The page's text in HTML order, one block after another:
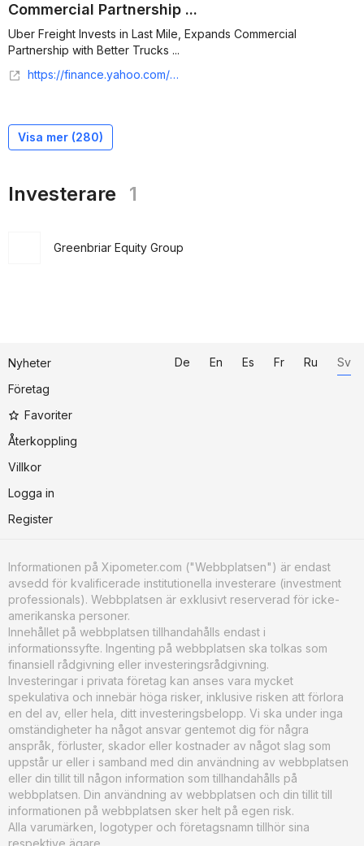
Commercial Partnership ...
Uber Freight Invests in Last Mile, Expands Commercial
Partnership with Better Trucks ...
https://finance.yahoo.com/news/uber-freight-invests-last-mile-120000998.html
Visa mer (280)
Investerare 1
Greenbriar Equity Group
Nyheter
Företag
Favoriter
Återkoppling
Villkor
Logga in
Register
De En Es Fr Ru Sv
Informationen på Xipometer.com ("Webbplatsen") är endast
avsedd för kvalificerade institutionella investerare (investment
professionals). Webbplatsen är exklusivt reserverad för icke-
amerikanska personer.
Innehållet på webbplatsen tillhandahålls endast i
informationssyfte. Ingenting på webbplatsen ska tolkas som
finansiell rådgivning eller investeringsrådgivning.
Investeringar i privata företag kan anses vara mycket
spekulativa och innebär höga risker, inklusive risken att förlora
en del av, eller hela, ditt investeringsbelopp. Vi ska under inga
omständigheter ha något ansvar gentemot dig för några
anspråk, förluster, skador eller kostnader av något slag som
uppstår ur eller i samband med din användning av webbplatsen
eller din tillit till någon information som tillhandahålls på
webbplatsen. Din användning av webbplatsen och din tillit till
informationen på webbplatsen sker helt på egen risk.
Alla varumärken, logotyper och företagsnamn tillhör sina
respektive ägare.